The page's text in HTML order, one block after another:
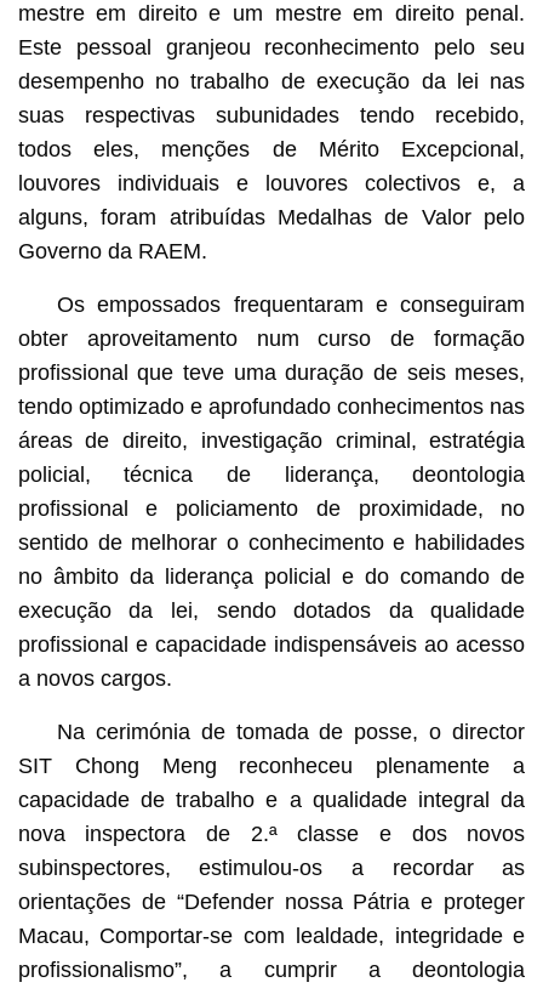
mestre em direito e um mestre em direito penal.
Este pessoal granjeou reconhecimento pelo seu
desempenho no trabalho de execução da lei nas
suas respectivas subunidades tendo recebido,
todos eles, menções de Mérito Excepcional,
louvores individuais e louvores colectivos e, a
alguns, foram atribuídas Medalhas de Valor pelo
Governo da RAEM.
Os empossados frequentaram e conseguiram
obter aproveitamento num curso de formação
profissional que teve uma duração de seis meses,
tendo optimizado e aprofundado conhecimentos nas
áreas de direito, investigação criminal, estratégia
policial, técnica de liderança, deontologia
profissional e policiamento de proximidade, no
sentido de melhorar o conhecimento e habilidades
no âmbito da liderança policial e do comando de
execução da lei, sendo dotados da qualidade
profissional e capacidade indispensáveis ao acesso
a novos cargos.
Na cerimónia de tomada de posse, o director
SIT Chong Meng reconheceu plenamente a
capacidade de trabalho e a qualidade integral da
nova inspectora de 2.ª classe e dos novos
subinspectores, estimulou-os a recordar as
orientações de “Defender nossa Pátria e proteger
Macau, Comportar-se com lealdade, integridade e
profissionalismo”, a cumprir a deontologia